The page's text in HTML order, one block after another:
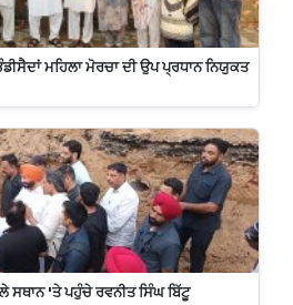
ਮਹਿਲਾ ਮੋਰਚਾ ਦੀ ਉਪ ਪ੍ਰਧਾਨ ਨਿਯੁਕਤ
ਸਥਾਨ 'ਤੇ ਪਹੁੰਚੇ ਰਵਨੀਤ ਸਿੰਘ ਬਿੱਟੂ